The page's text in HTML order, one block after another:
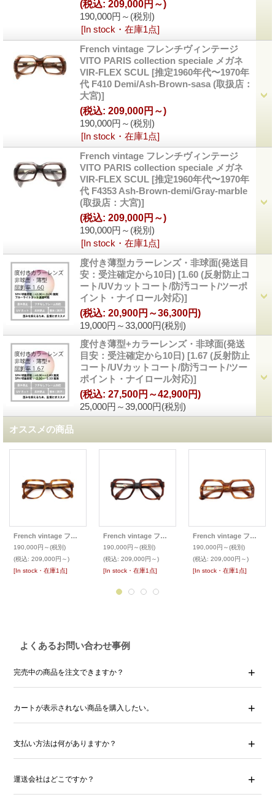
190,000円～ (税別)
(税込: 209,000円～)
[In stock・在庫1点]
French vintage フレンチヴィンテージ
VITO PARIS collection speciale メガネ
VIR-FLEX SCUL [推定1960年代〜1970年
代 F410 Demi/Ash-Brown-sasa (取扱店：
大宮)]
190,000円～ (税別)
(税込: 209,000円～)
[In stock・在庫1点]
French vintage フレンチヴィンテージ
VITO PARIS collection speciale メガネ
VIR-FLEX SCUL [推定1960年代〜1970年
代 F4353 Ash-Brown-demi/Gray-marble
(取扱店：大宮)]
190,000円～ (税別)
(税込: 209,000円～)
[In stock・在庫1点]
度付き薄型カラーレンズ・非球面(発送目
安：受注確定から10日) [1.60 (反射防止コ
ート/UVカットコート/防汚コート/ツーポ
イント・ナイロール対応)]
19,000円～33,000円(税別)
(税込: 20,900円～36,300円)
度付き薄型+カラーレンズ・非球面(発送
目安：受注確定から10日) [1.67 (反射防止
コート/UVカットコート/防汚コート/ツー
ポイント・ナイロール対応)]
25,000円～39,000円(税別)
(税込: 27,500円～42,900円)
オススメの商品
French vintage フレンチヴィンテージ VITO PARIS collection speciale メガネ GOAL
190,000円～(税別)
(税込: 209,000円～)
[In stock・在庫1点]
French vintage フレンチヴィンテージ VITO PARIS collection speciale メガネ GOAL
190,000円～(税別)
(税込: 209,000円～)
[In stock・在庫1点]
French vintage フレンチヴィンテージ VITO PARIS collection speciale メガネ TOLTEC
190,000円～(税別)
(税込: 209,000円～)
[In stock・在庫1点]
よくあるお問い合わせ事例
完売中の商品を注文できますか？
カートが表示されない商品を購入したい。
支払い方法は何がありますか？
運送会社はどこですか？